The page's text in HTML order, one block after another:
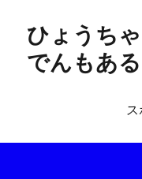
ひょうち
でんもあ